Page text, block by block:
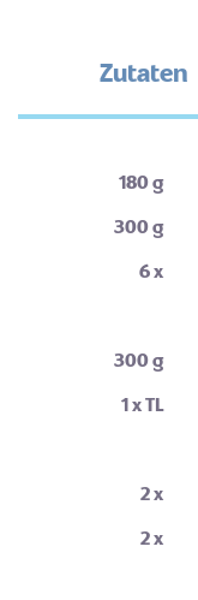
Zutaten
180g
300g
6x
300g
1x TL
2x
2x